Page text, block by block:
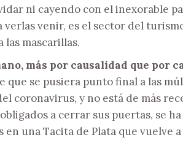
ni cayendo con el inexorable
verlas venir, es el sector del
las mascarillas.
más por causalidad que por
que se pusiera punto final a las
coronavirus, y no está de más
a cerrar sus puertas, se
una Tacita de Plata que vuelve